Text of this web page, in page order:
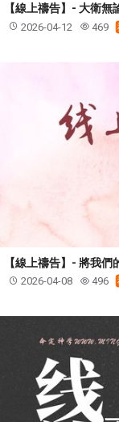
【線上禱告】- 大衛無
2026-04-12 469
【線上禱告】- 將我們
2026-04-08 496